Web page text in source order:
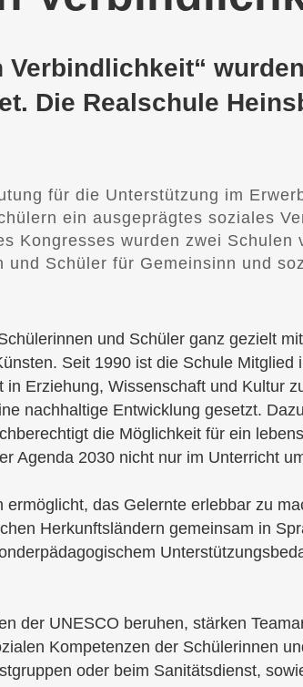
Die Realschule
für die Unterstützung im
ein ausgeprägtes soziales
Kongresses wurden zwei Schulen
Schüler für Gemeinsinn und
und Schüler ganz gezielt
Seit 1990 ist die Schule Mitglied
Erziehung, Wissenschaft und Kultur
nachhaltige Entwicklung gesetzt.
die Möglichkeit für ein
Agenda 2030 nicht nur im Unterricht
das Gelernte erlebbar zu
Herkunftsländern gemeinsam in
der UNESCO beruhen, stärken
Kompetenzen der Schülerinnen
oder beim Sanitätsdienst,